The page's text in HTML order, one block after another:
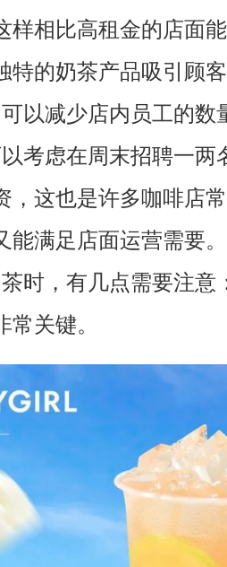
样相比高租金的店面
特的奶茶产品吸引顾
以减少店内员工的数
考虑在周末招聘一两
，这也是许多咖啡店
能满足店面运营需要。
时，有几点需要注意
关键。